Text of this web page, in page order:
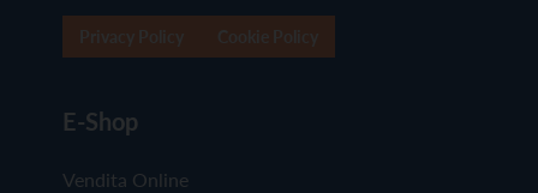
E-Shop
Vendita Online